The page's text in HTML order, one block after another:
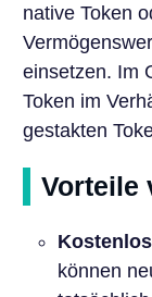
native Token
einsetzen. Im
Token im
gestakten
Vorteile
können